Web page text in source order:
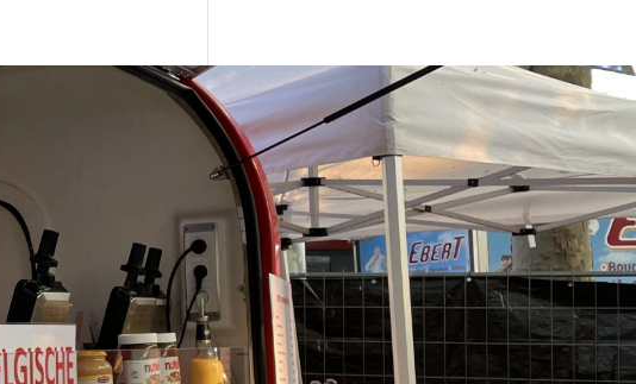
Mobil
0176-20419467
E-Mail
info@uschis-knusperhaus.de